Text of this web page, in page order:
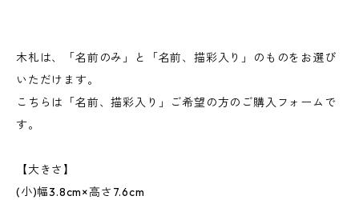
木札は、「名前のみ」と「名前、描彩入り」のものをお選び
いただけます。
こちらは「名前、描彩入り」ご希望の方のご購入フォームで
す。
【大きさ】
(小)幅3.8cm×高さ7.6cm